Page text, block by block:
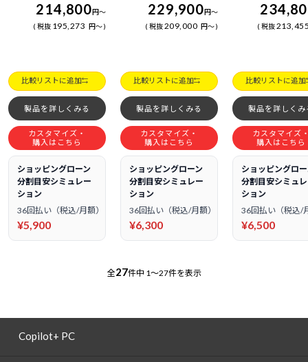
214,800円～
税抜 195,273 円～
比較リストに追加
製品を詳しくみる
カスタマイズ・
購入はこちら
ショッピングローン
分割目安シミュレー
ション
36回払い（税込/月額）
¥5,900
229,900円～
税抜209,000 円～
比較リストに追加
製品を詳しくみる
カスタマイズ・
購入はこちら
ショッピングローン
分割目安シミュレー
ション
36回払い（税込/月額）
¥6,300
税抜
比較リストに追加
製品を詳しくみ
カスタマイズ
購入はこちら
ショッピングロ
分割目安シミュ
ション
36回払い（税込/
¥6,500
全27件中 1～27件を表示
Copilot+ PC